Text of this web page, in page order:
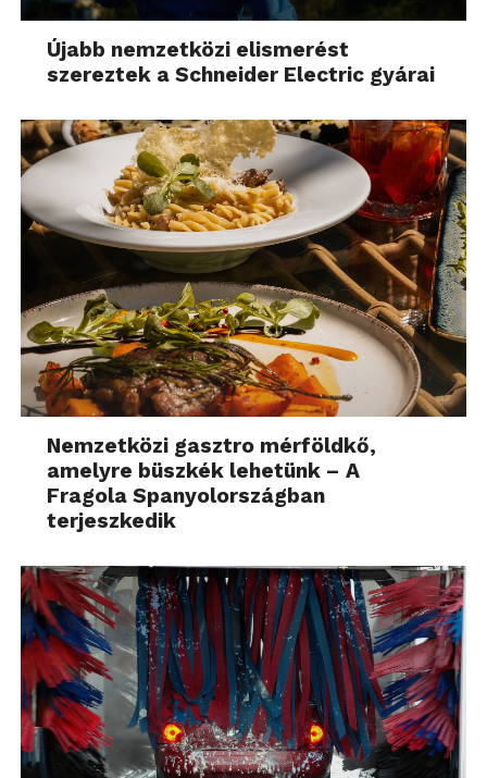
Újabb nemzetközi elismerést
szereztek a Schneider Electric gyárai
Nemzetközi gasztro mérföldkő,
amelyre büszkék lehetünk – A
Fragola Spanyolországban
terjeszkedik